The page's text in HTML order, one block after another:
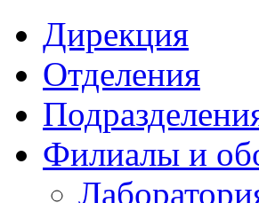
Дирекция
Отделения
Филиалы и